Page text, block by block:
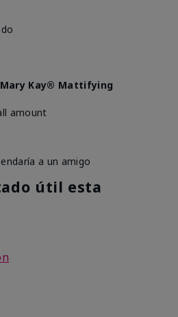
Kay® Mattifying
amount
a un amigo
útil esta